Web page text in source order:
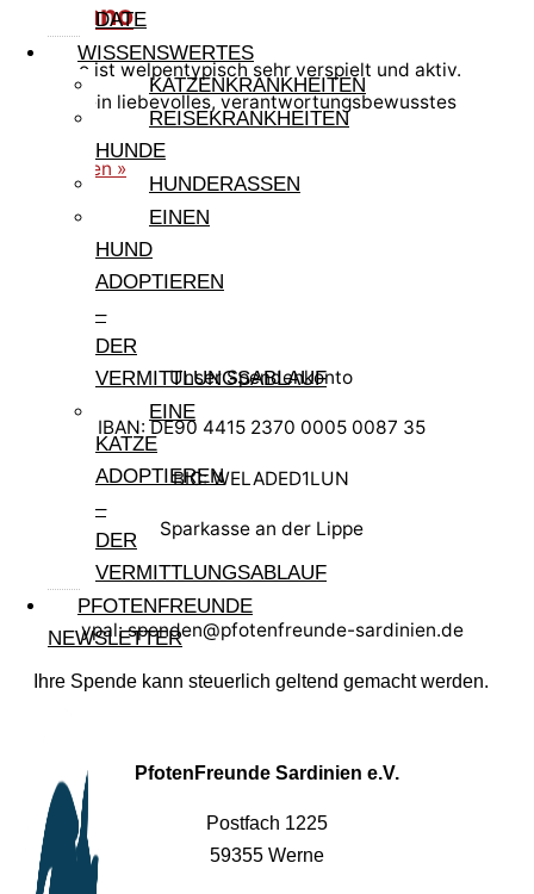
DATE
WISSENSWERTES
KATZENKRANKHEITEN
REISEKRANKHEITEN
HUNDE
HUNDERASSEN
EINEN
HUND
ADOPTIEREN
–
DER
VERMITTLUNGSABLAUF
EINE
KATZE
ADOPTIEREN
–
DER
VERMITTLUNGSABLAUF
PFOTENFREUNDE
NEWSLETTER
Germano
Germano ist welpentypisch sehr verspielt und aktiv.
Er sucht ein liebevolles, verantwortungsbewusstes
weiterlesen »
Unser Spendenkonto
IBAN: DE90 4415 2370 0005 0087 35
BIC: WELADED1LUN
Sparkasse an der Lippe
Paypal: spenden@pfotenfreunde-sardinien.de
Ihre Spende kann steuerlich geltend gemacht werden.
PfotenFreunde Sardinien e.V.
Postfach 1225
59355 Werne